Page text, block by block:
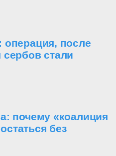
операция, после
сербов стали
почему «коалиция
без